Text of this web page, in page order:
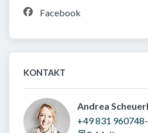
Facebook
KONTAKT
Andrea Scheuerl
+49 831